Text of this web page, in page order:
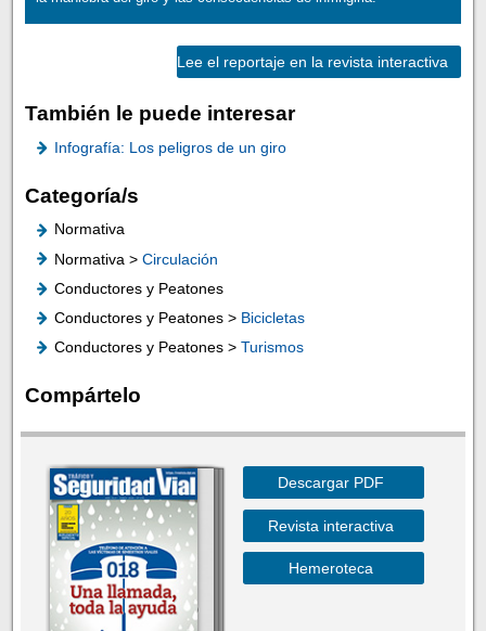
Lee el reportaje en la revista interactiva
También le puede interesar
Infografía: Los peligros de un giro
Categoría/s
Normativa
Normativa > Circulación
Conductores y Peatones
Conductores y Peatones > Bicicletas
Conductores y Peatones > Turismos
Compártelo
Descargar PDF
Revista interactiva
Hemeroteca